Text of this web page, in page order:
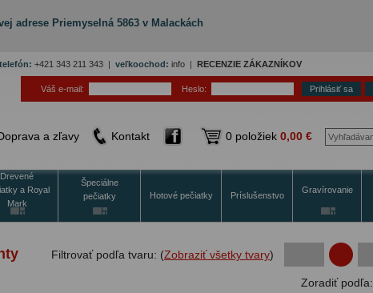
adrese Priemyselná 5863 v Malackách
telefón: +421 343 211 343 | veľkoochod: info | RECENZIE ZÁKAZNÍKOV
Váš e-mail: Heslo:
a zľavy Kontakt 0 položiek 0,00 €
Drevené
a Royal
Mark
Špeciálne
pečiatky
Hotové pečiatky Príslušenstvo
Gravírovanie
Filtrovať podľa tvaru: (Zobraziť všetky tvary)
Zoradiť podľa: